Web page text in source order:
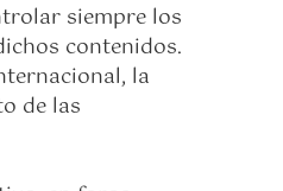
siempre los
contenidos.
la
de las